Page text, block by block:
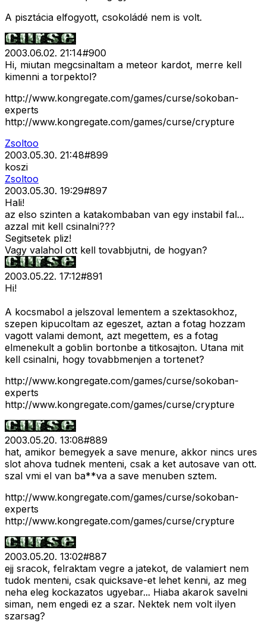
A pisztácia elfogyott, csokoládé nem is volt.
2003.06.02. 21:14#900
Hi, miutan megcsinaltam a meteor kardot, merre kell
kimenni a torpektol?
http://www.kongregate.com/games/curse/sokoban-
experts
http://www.kongregate.com/games/curse/crypture
Zsoltoo
2003.05.30. 21:48#899
koszi
Zsoltoo
2003.05.30. 19:29#897
Hali!
az elso szinten a katakombaban van egy instabil fal...
azzal mit kell csinalni???
Segitsetek pliz!
Vagy valahol ott kell tovabbjutni, de hogyan?
2003.05.22. 17:12#891
Hi!
A kocsmabol a jelszoval lementem a szektasokhoz,
szepen kipucoltam az egeszet, aztan a fotag hozzam
vagott valami demont, azt megettem, es a fotag
elmenekult a goblin bortonbe a titkosajton. Utana mit
kell csinalni, hogy tovabbmenjen a tortenet?
http://www.kongregate.com/games/curse/sokoban-
experts
http://www.kongregate.com/games/curse/crypture
2003.05.20. 13:08#889
hat, amikor bemegyek a save menure, akkor nincs ures
slot ahova tudnek menteni, csak a ket autosave van ott.
szal vmi el van ba**va a save menuben sztem.
http://www.kongregate.com/games/curse/sokoban-
experts
http://www.kongregate.com/games/curse/crypture
2003.05.20. 13:02#887
ejj sracok, felraktam vegre a jatekot, de valamiert nem
tudok menteni, csak quicksave-et lehet kenni, az meg
neha eleg kockazatos ugyebar... Hiaba akarok savelni
siman, nem engedi ez a szar. Nektek nem volt ilyen
szarsag?